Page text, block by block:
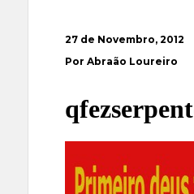
27 de Novembro, 2012
Por Abraão Loureiro